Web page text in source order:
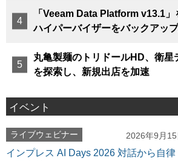
「Veeam Data Platform v13.1
ハイパーバイザーをバックアッ
丸亀製麺のトリドールHD、衛星
を探索し、新規出店を加速
イベント
ライブウェビナー 2026年9月
インプレス AI Days 2026 対話から自